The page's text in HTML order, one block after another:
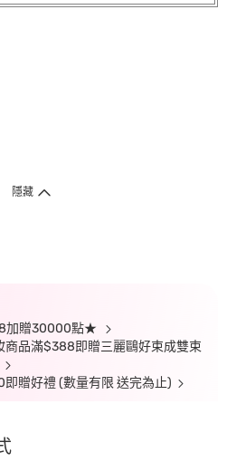
隱藏
加贈30000點★
商品滿$388即贈三麗鷗好束成雙束
贈好禮 (數量有限 送完為止)